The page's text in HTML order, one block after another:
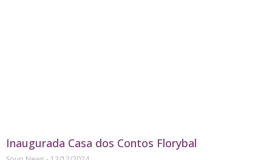
Inaugurada Casa dos Contos Florybal